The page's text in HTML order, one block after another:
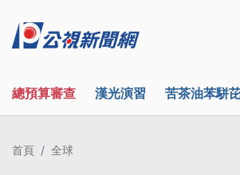
總預算審查 漢光演習 苦茶油苯駢
首頁 全球